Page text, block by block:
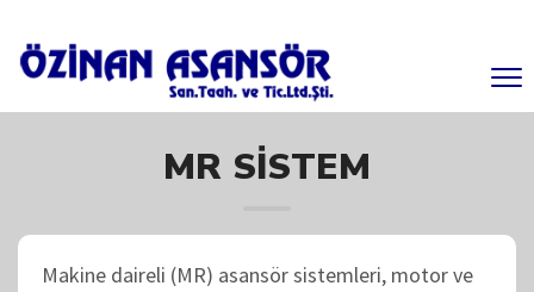
MR SISTEM
Makine daireli (MR) asansör sistemleri, motor ve